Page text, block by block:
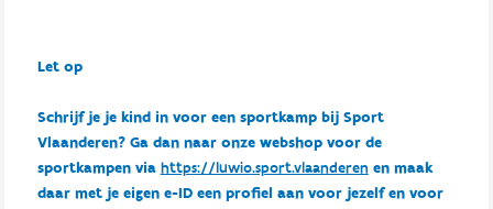
Let op
Schrijf je je kind in voor een sportkamp bij Sport
Vlaanderen? Ga dan naar onze webshop voor de
sportkampen via https://luwio.sport.vlaanderenen maak
daar met je eigen e-ID een profiel aan voor jezelf en voor